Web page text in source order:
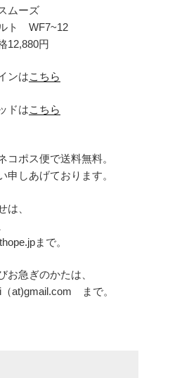
ムーズ
ト WF7~12
12,880円
ンはこちら
ドはこちら
コポス便で送料無料。
申しあげております。
は、
まで。
お急ぎのかたは、
（at)gmail.com まで。